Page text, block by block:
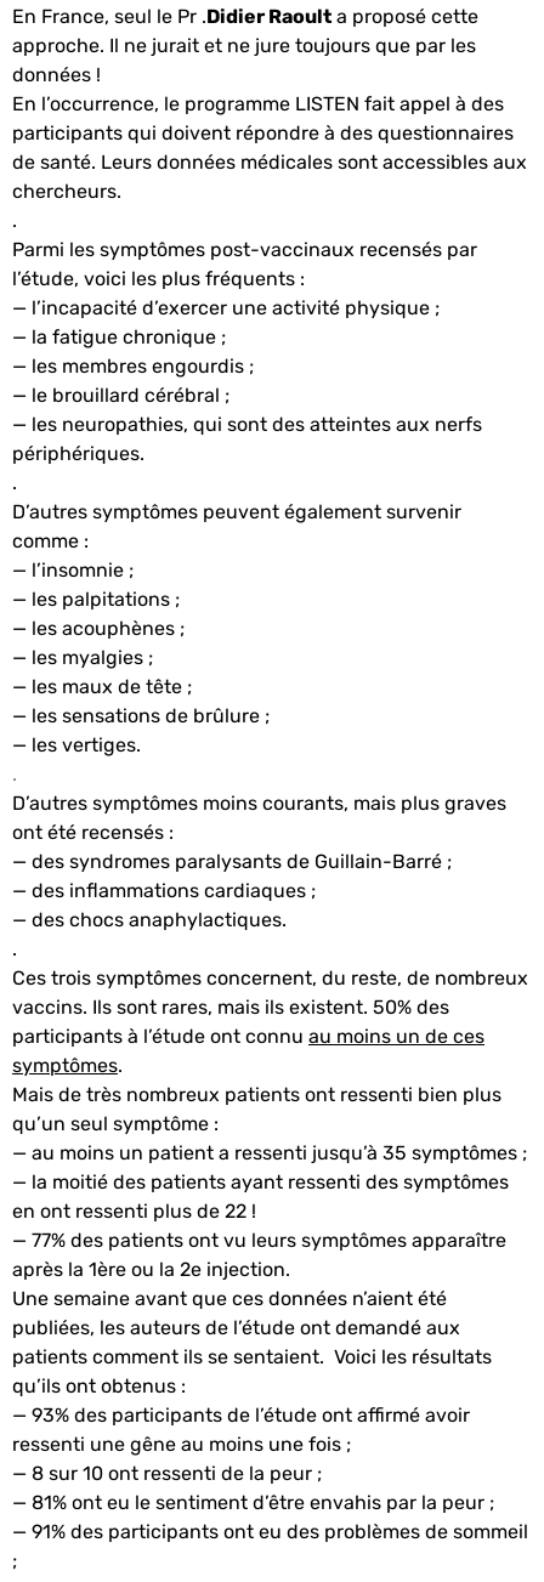
En France, seul le Pr .Didier Raoult a proposé cette
approche. Il ne jurait et ne jure toujours que par les
données !
En l’occurrence, le programme LISTEN fait appel à des
participants qui doivent répondre à des questionnaires
de santé. Leurs données médicales sont accessibles aux
chercheurs.
.
Parmi les symptômes post-vaccinaux recensés par
l’étude, voici les plus fréquents :
— l’incapacité d’exercer une activité physique ;
— la fatigue chronique ;
— les membres engourdis ;
— le brouillard cérébral ;
— les neuropathies, qui sont des atteintes aux nerfs
périphériques.
.
D’autres symptômes peuvent également survenir
comme :
— l’insomnie ;
— les palpitations ;
— les acouphènes ;
— les myalgies ;
— les maux de tête ;
— les sensations de brûlure ;
— les vertiges.
.
D’autres symptômes moins courants, mais plus graves
ont été recensés :
— des syndromes paralysants de Guillain-Barré ;
— des inflammations cardiaques ;
— des chocs anaphylactiques.
.
Ces trois symptômes concernent, du reste, de nombreux
vaccins. Ils sont rares, mais ils existent. 50% des
participants à l’étude ont connu au moins un de ces
symptômes.
Mais de très nombreux patients ont ressenti bien plus
qu’un seul symptôme :
— au moins un patient a ressenti jusqu’à 35 symptômes ;
— la moitié des patients ayant ressenti des symptômes
en ont ressenti plus de 22 !
— 77% des patients ont vu leurs symptômes apparaître
après la 1ère ou la 2e injection.
Une semaine avant que ces données n’aient été
publiées, les auteurs de l’étude ont demandé aux
patients comment ils se sentaient. Voici les résultats
qu’ils ont obtenus :
— 93% des participants de l’étude ont affirmé avoir
ressenti une gêne au moins une fois ;
— 8 sur 10 ont ressenti de la peur ;
— 81% ont eu le sentiment d’être envahis par la peur ;
— 91% des participants ont eu des problèmes de sommeil
;